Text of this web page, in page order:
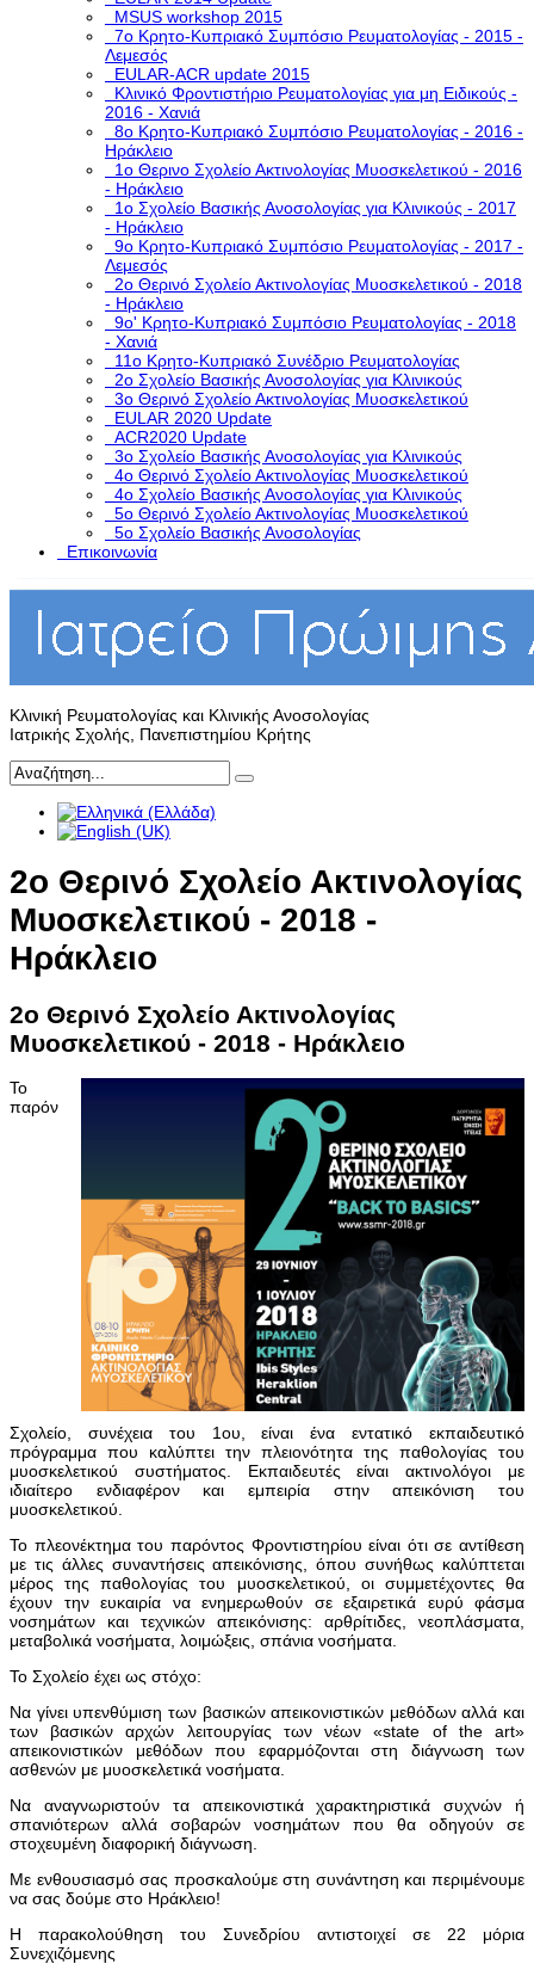
MSUS workshop 2015
7ο Κρητο-Κυπριακό Συμπόσιο Ρευματολογίας - 2015 -
Λεμεσός
EULAR-ACR update 2015
Κλινικό Φροντιστήριο Ρευματολογίας για μη Ειδικούς -
2016 - Χανιά
8ο Κρητο-Κυπριακό Συμπόσιο Ρευματολογίας - 2016 -
Ηράκλειο
1ο Θερινο Σχολείο Ακτινολογίας Μυοσκελετικού - 2016
- Ηράκλειο
1o Σχολείο Βασικής Ανοσολογίας για Κλινικούς - 2017
- Ηράκλειο
9ο Κρητο-Κυπριακό Συμπόσιο Ρευματολογίας - 2017 -
Λεμεσός
2ο Θερινό Σχολείο Ακτινολογίας Μυοσκελετικού - 2018
- Ηράκλειο
9ο' Κρητο-Κυπριακό Συμπόσιο Ρευματολογίας - 2018
- Χανιά
11ο Κρητο-Κυπριακό Συνέδριο Ρευματολογίας
2o Σχολείο Βασικής Ανοσολογίας για Κλινικούς
3o Θερινό Σχολείο Ακτινολογίας Μυοσκελετικού
EULAR 2020 Update
ACR2020 Update
3ο Σχολείο Βασικής Ανοσολογίας για Κλινικούς
4ο Θερινό Σχολείο Ακτινολογίας Μυοσκελετικού
4ο Σχολείο Βασικής Ανοσολογίας για Κλινικούς
5o Θερινό Σχολείο Ακτινολογίας Μυοσκελετικού
5ο Σχολείο Βασικής Ανοσολογίας
Επικοινωνία
Κλινική Ρευματολογίας και Κλινικής Ανοσολογίας
Ιατρικής Σχολής, Πανεπιστημίου Κρήτης
2ο Θερινό Σχολείο Ακτινολογίας
Μυοσκελετικού - 2018 -
Ηράκλειο
2ο Θερινό Σχολείο Ακτινολογίας
Μυοσκελετικού - 2018 - Ηράκλειο
Το
παρόν
Σχολείο, συνέχεια του 1ου, είναι ένα εντατικό εκπαιδευτικό
πρόγραμμα που καλύπτει την πλειονότητα της παθολογίας του
μυοσκελετικού συστήματος. Εκπαιδευτές είναι ακτινολόγοι με
ιδιαίτερο ενδιαφέρον και εμπειρία στην απεικόνιση του
μυοσκελετικού.
Το πλεονέκτημα του παρόντος Φροντιστηρίου είναι ότι σε αντίθεση
με τις άλλες συναντήσεις απεικόνισης, όπου συνήθως καλύπτεται
μέρος της παθολογίας του μυοσκελετικού, οι συμμετέχοντες θα
έχουν την ευκαιρία να ενημερωθούν σε εξαιρετικά ευρύ φάσμα
νοσημάτων και τεχνικών απεικόνισης: αρθρίτιδες, νεοπλάσματα,
μεταβολικά νοσήματα, λοιμώξεις, σπάνια νοσήματα.
Το Σχολείο έχει ως στόχο:
Να γίνει υπενθύμιση των βασικών απεικονιστικών μεθόδων αλλά και
των βασικών αρχών λειτουργίας των νέων «state of the art»
απεικονιστικών μεθόδων που εφαρμόζονται στη διάγνωση των
ασθενών με μυοσκελετικά νοσήματα.
Να αναγνωριστούν τα απεικονιστικά χαρακτηριστικά συχνών ή
σπανιότερων αλλά σοβαρών νοσημάτων που θα οδηγούν σε
στοχευμένη διαφορική διάγνωση.
Με ενθουσιασμό σας προσκαλούμε στη συνάντηση και περιμένουμε
να σας δούμε στο Ηράκλειο!
Η παρακολούθηση του Συνεδρίου αντιστοιχεί σε 22 μόρια
Συνεχιζόμενης